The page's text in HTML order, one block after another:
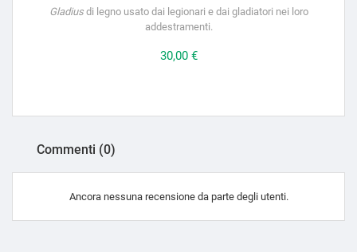
Gladius di legno usato dai legionari e dai gladiatori nei loro
addestramenti.
Prezzo
30,00 €
Commenti (0)
Ancora nessuna recensione da parte degli utenti.